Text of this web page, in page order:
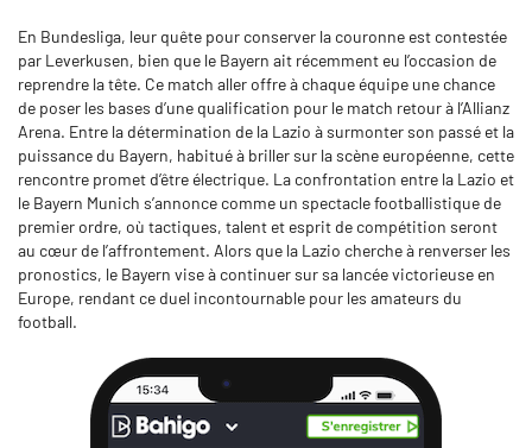
En Bundesliga, leur quête pour conserver la couronne est contestée
par Leverkusen, bien que le Bayern ait récemment eu l’occasion de
reprendre la tête. Ce match aller offre à chaque équipe une chance
de poser les bases d’une qualification pour le match retour à l’Allianz
Arena. Entre la détermination de la Lazio à surmonter son passé et la
puissance du Bayern, habitué à briller sur la scène européenne, cette
rencontre promet d’être électrique. La confrontation entre la Lazio et
le Bayern Munich s’annonce comme un spectacle footballistique de
premier ordre, où tactiques, talent et esprit de compétition seront
au cœur de l’affrontement. Alors que la Lazio cherche à renverser les
pronostics, le Bayern vise à continuer sur sa lancée victorieuse en
Europe, rendant ce duel incontournable pour les amateurs du
football.